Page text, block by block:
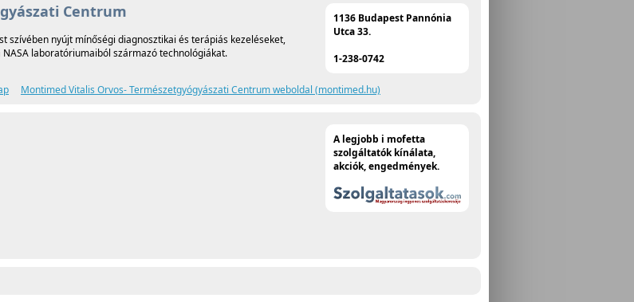
1136 Budapest Pannónia
Utca 33.
1-238-0742
Centrum
szívében nyújt mínőségi diagnosztikai és terápiás kezeléseket,
laboratóriumaiból származó technológiákat.
Montimed Vitalis Orvos- Természetgyógyászati Centrum weboldal (montimed.hu)
A legjobb i mofetta
szolgáltatók kínálata,
akciók, engedmények.